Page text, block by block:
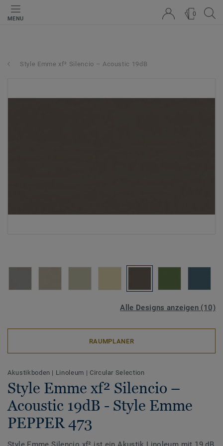
MENU
0
Style Emme xf² Silencio – Acoustic 19dB
Alle Designs anzeigen (10)
RAUMPLANER
Akustikboden | Linoleum | Circular Selection
Style Emme xf² Silencio –
Acoustic 19dB - Style Emme
PEPPER 473